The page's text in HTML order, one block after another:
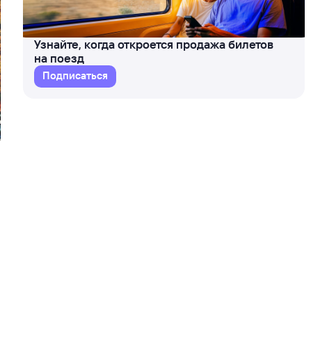
Узнайте, когда откроется продажа билетов
на поезд
Подписаться